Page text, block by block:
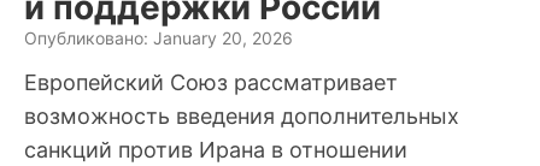
Опубликовано: January 20, 2026
Европейский Союз рассматривает
возможность введения дополнительных
санкций против Ирана в отношении